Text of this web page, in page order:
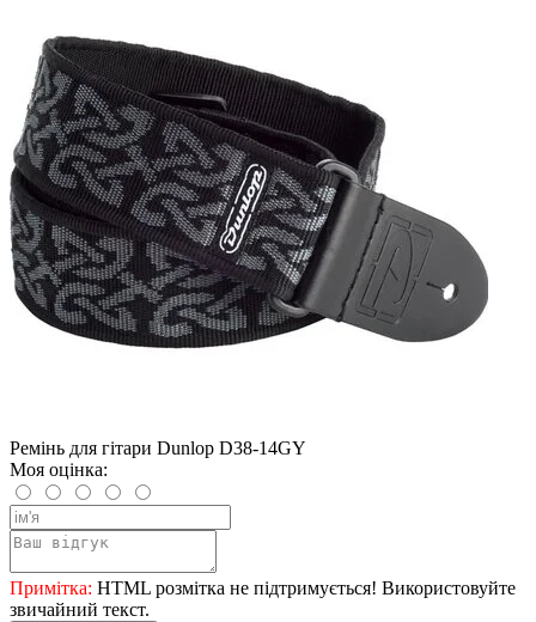
Ремінь для гітари Dunlop D38-14GY
Моя оцінка:
Примітка: HTML розмітка не підтримується! Використовуйте
звичайний текст.